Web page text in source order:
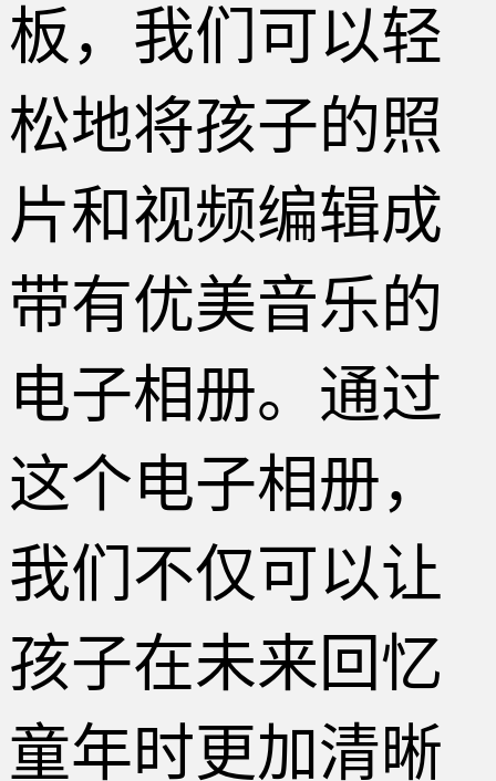
板，我们可以轻
松地将孩子的照
片和视频编辑成
带有优美音乐的
电子相册。通过
这个电子相册，
我们不仅可以让
孩子在未来回忆
童年时更加清晰